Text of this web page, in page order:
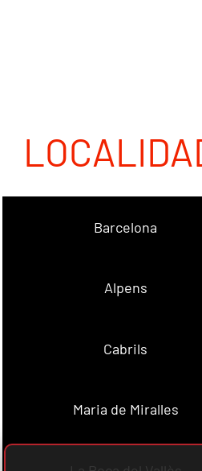
Barcelona
Alpens
Cabrils
Maria de Miralles